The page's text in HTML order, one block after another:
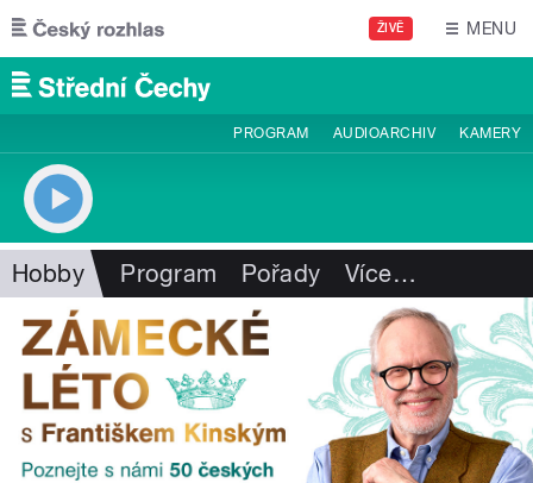
Přejít k hlavnímu obsahu
ŽIVĚ MENU
PROGRAM AUDIOARCHIV KAMERY
Hobby Program Pořady Více…